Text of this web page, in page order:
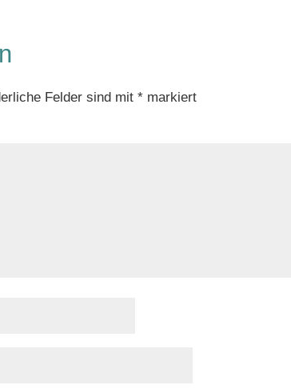
Felder sind mit* markiert